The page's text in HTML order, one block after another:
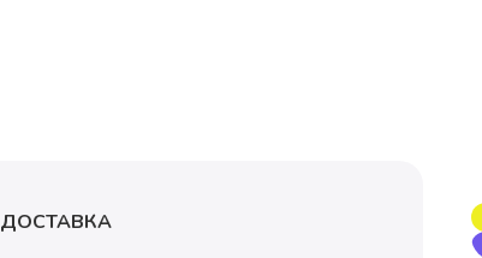
ДОСТАВКА